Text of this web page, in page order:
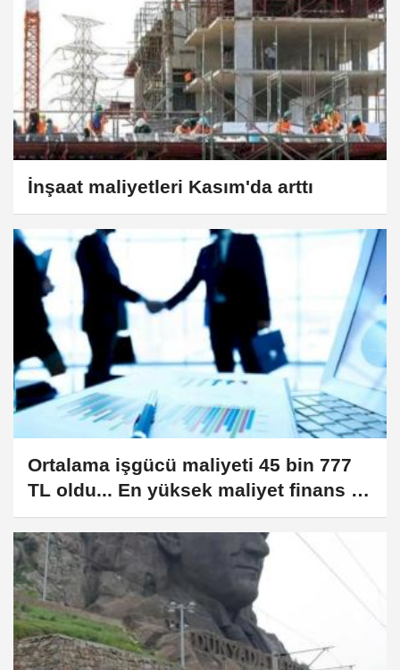
İnşaat maliyetleri Kasım'da arttı
Ortalama işgücü maliyeti 45 bin 777
TL oldu... En yüksek maliyet finans ve
sigorta sektöründe